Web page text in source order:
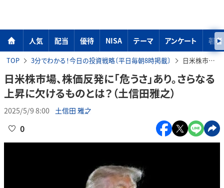
人気 配当 優待 NISA テーマ アンケート 著者
TOP 3分でわかる！今日の投資戦略〔平日毎朝8時掲載〕 日米株市場、株価反発に「危うさ」あり。さらなる上昇に欠けるものとは？（土信田雅之）
日米株市場、株価反発に「危うさ」あり。さらなる
上昇に欠けるものとは？（土信田雅之）
2025/5/9 8:00 土信田 雅之
0